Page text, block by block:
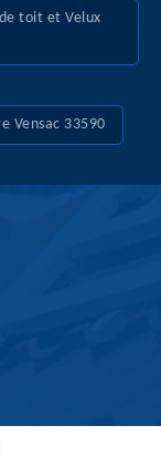
toit et Velux
Vensac 33590